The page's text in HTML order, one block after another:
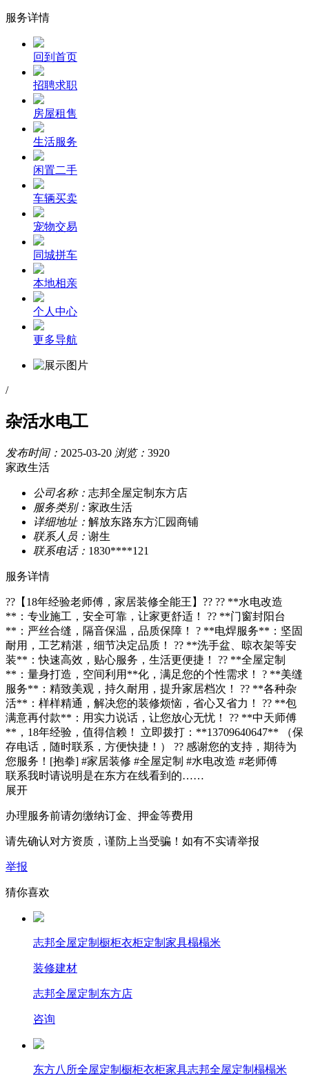
服务详情
回到首页
招聘求职
房屋租售
生活服务
闲置二手
车辆买卖
宠物交易
同城拼车
本地相亲
个人中心
更多导航
/
杂活水电工
发布时间： 2025-03-20 浏览： 3920
家政生活
公司名称： 志邦全屋定制东方店
服务类别： 家政生活
详细地址： 解放东路东方汇园商铺
联系人员： 谢生
联系电话： 1830****121
服务详情
??【18年经验老师傅，家居装修全能王】?? ?? **水电改造
**：专业施工，安全可靠，让家更舒适！ ?? **门窗封阳台
**：严丝合缝，隔音保温，品质保障！ ? **电焊服务**：坚固
耐用，工艺精湛，细节决定品质！ ?? **洗手盆、晾衣架等安
装**：快速高效，贴心服务，生活更便捷！ ?? **全屋定制
**：量身打造，空间利用**化，满足您的个性需求！ ? **美缝
服务**：精致美观，持久耐用，提升家居档次！ ?? **各种杂
活**：样样精通，解决您的装修烦恼，省心又省力！ ?? **包
满意再付款**：用实力说话，让您放心无忧！ ?? **中天师傅
**，18年经验，值得信赖！ 立即拨打：**13709640647** （保
存电话，随时联系，方便快捷！） ?? 感谢您的支持，期待为
您服务！[抱拳] #家居装修 #全屋定制 #水电改造 #老师傅
联系我时请说明是在东方在线看到的……
展开
办理服务前请勿缴纳订金、押金等费用
请先确认对方资质，谨防上当受骗！如有不实请举报
举报
猜你喜欢
志邦全屋定制橱柜衣柜定制家具榻榻米
装修建材
志邦全屋定制东方店
咨询
东方八所全屋定制橱柜衣柜家具志邦全屋定制榻榻米